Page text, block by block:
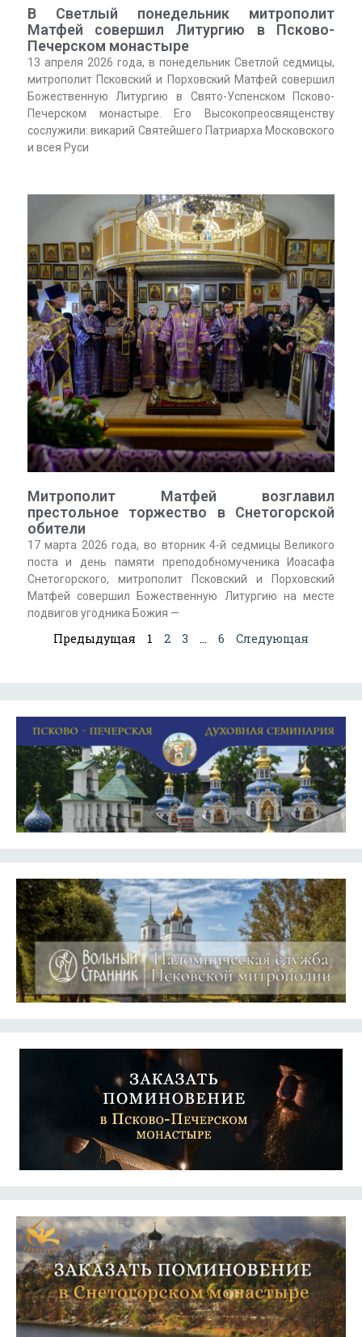
В Светлый понедельник митрополит
Матфей совершил Литургию в Псково-
Печерском монастыре
13 апреля 2026 года, в понедельник Светлой седмицы,
митрополит Псковский и Порховский Матфей совершил
Божественную Литургию в Свято-Успенском Псково-
Печерском монастыре. Его Высокопреосвященству
сослужили: викарий Святейшего Патриарха Московского
и всея Руси
Митрополит Матфей возглавил
престольное торжество в Снетогорской
обители
17 марта 2026 года, во вторник 4-й седмицы Великого
поста и день памяти преподобномученика Иоасафа
Снетогорского, митрополит Псковский и Порховский
Матфей совершил Божественную Литургию на месте
подвигов угодника Божия —
Предыдущая 1 2 3 … 6 Следующая